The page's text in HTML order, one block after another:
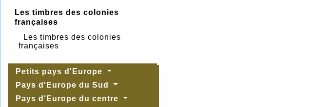
Les timbres des colonies
françaises
Les timbres des colonies
françaises
Petits pays d'Europe
Pays d'Europe du Sud
Pays d'Europe du centre